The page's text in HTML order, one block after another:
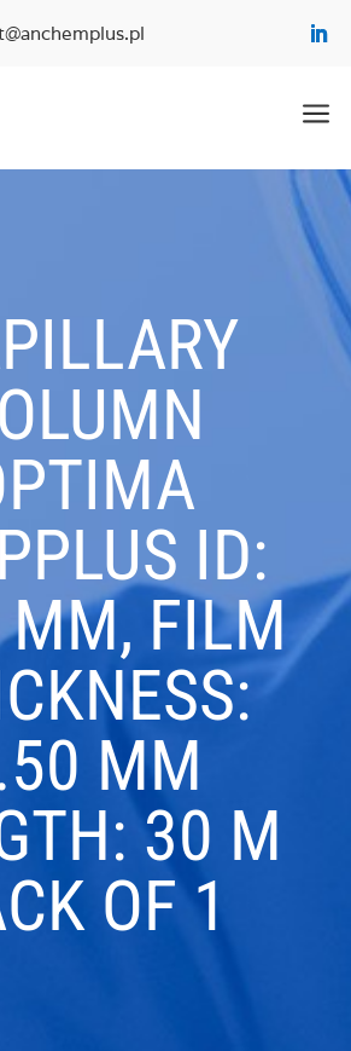
a
ID:
FILM
ΜM
30 M
OF 1